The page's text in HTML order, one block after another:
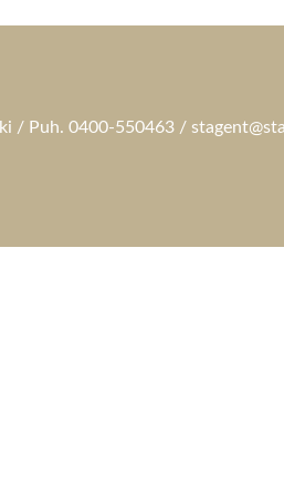
/ Puh. 0400-550463 /